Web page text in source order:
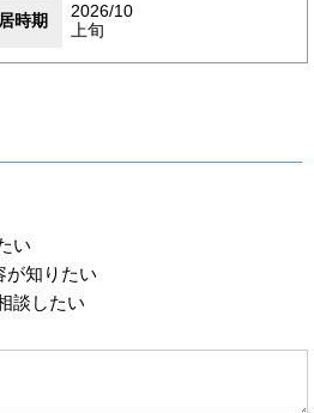
時期
2026/10
上旬
い
が知りたい
談したい